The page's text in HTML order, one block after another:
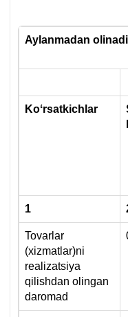
Aylanmadan
Koʻrsatkichlar
1
Tovarlar
(хizmatlar)ni
realizatsiya
qilishdan olingan
daromad